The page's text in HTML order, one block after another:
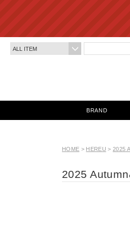
BRAND
HOME > HEREU > 2025
2025